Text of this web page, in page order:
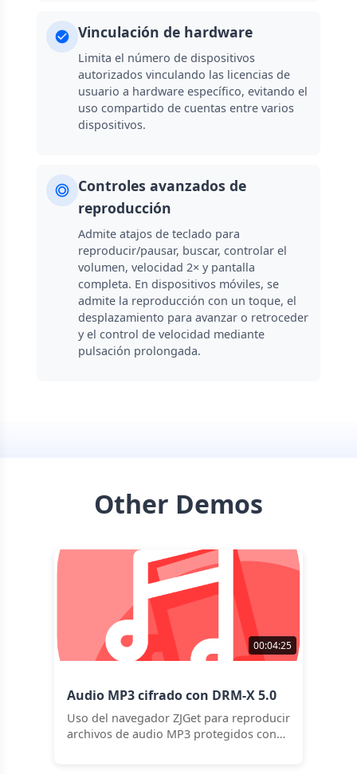
Vinculación de hardware
Limita el número de dispositivos
autorizados vinculando las licencias de
usuario a hardware específico, evitando el
uso compartido de cuentas entre varios
dispositivos.
Controles avanzados de
reproducción
Admite atajos de teclado para
reproducir/pausar, buscar, controlar el
volumen, velocidad 2× y pantalla
completa. En dispositivos móviles, se
admite la reproducción con un toque, el
desplazamiento para avanzar o retroceder
y el control de velocidad mediante
pulsación prolongada.
Other Demos
00:04:25
Audio MP3 cifrado con DRM-X 5.0
Uso del navegador ZJGet para reproducir
archivos de audio MP3 protegidos con